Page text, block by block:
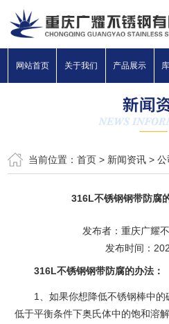
网站首页 关于我们 产品展示
当前位置：首页 > 新闻资讯 >公
316L不锈钢钢带防腐
发布者：重庆广耀
发布时间：
316L不锈钢钢带防腐的办法：
1、如果你想降低不锈钢棒中
低于平衡条件下奥氏体中的饱和溶